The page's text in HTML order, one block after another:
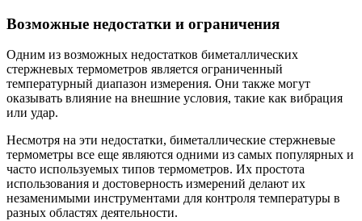
Возможные недостатки и ограничения
Одним из возможных недостатков биметаллических
стержневых термометров является ограниченный
температурный диапазон измерения. Они также могут
оказывать влияние на внешние условия, такие как вибрация
или удар.
Несмотря на эти недостатки, биметаллические стержневые
термометры все еще являются одними из самых популярных и
часто используемых типов термометров. Их простота
использования и достоверность измерений делают их
незаменимыми инструментами для контроля температуры в
разных областях деятельности.